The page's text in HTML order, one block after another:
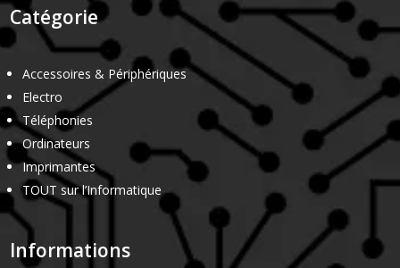
Catégorie
Accessoires & Périphériques
Electro
Téléphonies
Ordinateurs
Imprimantes
TOUT sur l’Informatique
Informations